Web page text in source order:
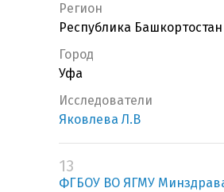
Регион
Республика Башкортостан
Город
Уфа
Исследователи
Яковлева Л.В
13
ФГБОУ ВО ЯГМУ